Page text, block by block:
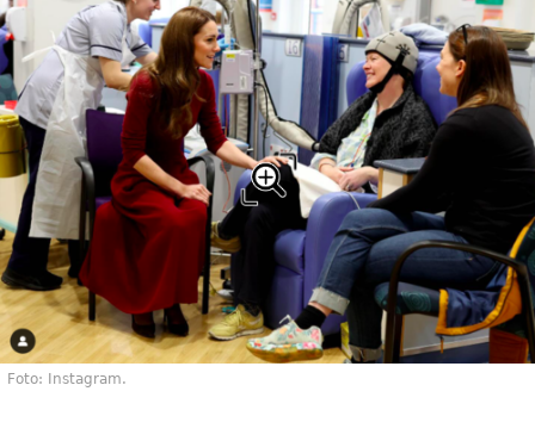
Foto: Instagram.